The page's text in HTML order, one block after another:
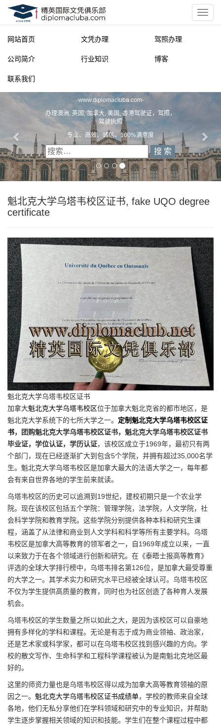
网站首页 文凭办理 驾照办理
公司简介 行业知识 博客
联系我们
-www.diplomacluba.com-
办理澳洲, 英国, 加拿大, 美国, 香港驾驶证，驾照，
驾驶执照
专业、高效、诚信、100%满意度
魁北克大学乌塔韦校区证书, fake UQO degree
certificate
魁北克大学乌塔韦校区证书
加拿大魁北克大学乌塔韦校区位于加拿大魁北克省的都市地区，是
魁北克大学系统下的七所大学之一。 定制魁北克大学乌塔韦校区证
书，团购魁北克大学乌塔韦校区证书，魁北克大学乌塔韦校区证书
毕业证，学位认证，学历认证，该校区成立于1969年，最初只有两
个部门，现在已经逐渐扩大到包含5个学院，并拥有超过35,000名学
生。魁北克大学乌塔韦校区是加拿大最大的法语大学之一，每年都
会有来自世界各地的学生前来就读。
乌塔韦校区的历史可以追溯到19世纪，建校初期只是一个农业学
院。现在该校区包括五个学院：管理学院，法学院，人文学院，社
会科学学院和教育学院。这些学院分别提供各种本科和研究生课
程，涵盖了从法律和商业到人文学科和科学等所有主要学科。乌塔
韦校区是加拿大高等教育的领军者之一，自1969年成立以来，一直
以来致力于在各个领域进行创新和研究。在《泰晤士报高等教育》
评选的全球大学排行榜中，乌塔韦排名第126位，是加拿大最受尊重
的大学之一。其学术实力和研究水平已经被全球认可。乌塔韦校区
不仅为学生提供高质量的教育，同时也为社区创造了各种育人发展
机会。
乌塔韦校区的学生数量之所以如此之大，是因为该校区可以自豪地
拥有多样化的学科和课程。无论是有志于成为商业领袖、政治家，
还是艺术家或科学家，都可以在乌塔韦校区找到感兴趣的方向。学
校的散文写作、生命科学和工程科学课程被认为是南魁北克地区最
好的。
这里的师资力量也是乌塔韦校区得以成为加拿大高等教育领袖的原
因之一。 魁北克大学乌塔韦校区证书成绩单，学校的教师来自全球
各地，他们无私分享他们在学科领域和研究中的专业知识，并帮助
学生逐步掌握相关领域的知识和技能。学生们在整个课程过程中都